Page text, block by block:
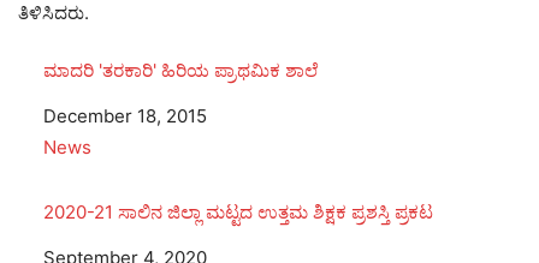
ತಿಳಿಸಿದರು.
ಮಾದರಿ 'ತರಕಾರಿ' ಹಿರಿಯ ಪ್ರಾಥಮಿಕ ಶಾಲೆ
Date
December 18, 2015
In relation to
News
2020-21 ಸಾಲಿನ ಜಿಲ್ಲಾ ಮಟ್ಟದ ಉತ್ತಮ ಶಿಕ್ಷಕ ಪ್ರಶಸ್ತಿ ಪ್ರಕಟ
Date
September 4, 2020